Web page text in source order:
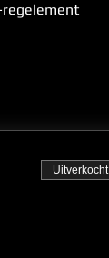
Uitverkocht